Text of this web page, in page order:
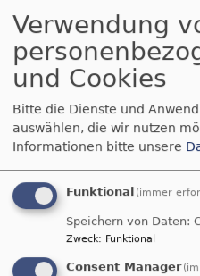
Hemau
Verwendung
und Cookies
Bitte die Dienste und
auswählen, die wir nutzen
Informationen bitte unsere
Funktional (immer
Speichern von Daten:
Zweck: Funktional
Consent Manager